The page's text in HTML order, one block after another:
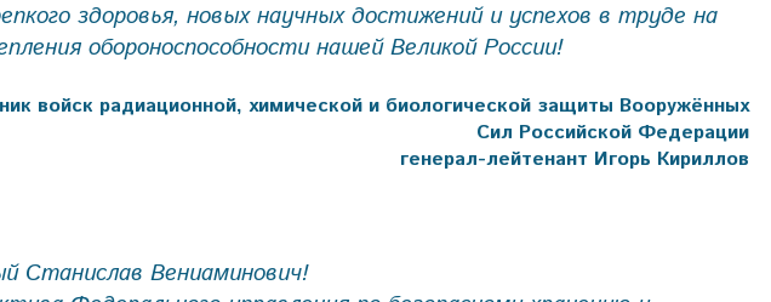
здоровья, новых научных достижений и успехов в труде на
обороноспособности нашей Великой России!
войск радиационной, химической и биологической защиты Вооружённых
Сил Российской Федерации
генерал-лейтенант Игорь Кириллов
Станислав Вениаминович!